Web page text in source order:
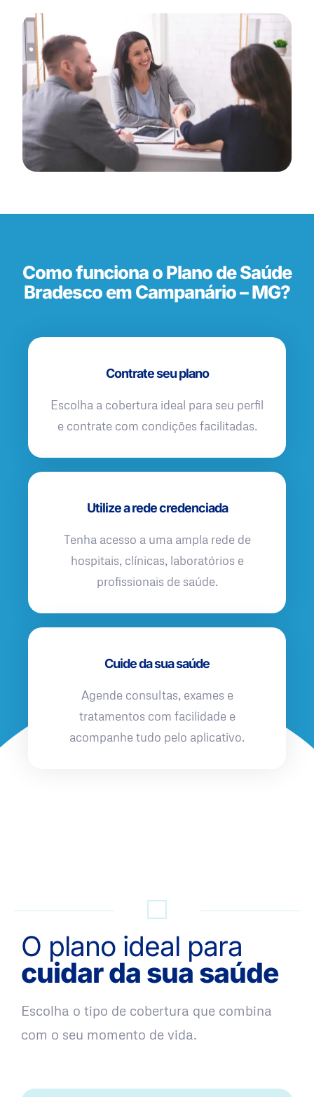
Como funciona o Plano de Saúde
Bradesco em Campanário – MG?
Contrate seu plano
Escolha a cobertura ideal para seu perfil
e contrate com condições facilitadas.
Utilize a rede credenciada
Tenha acesso a uma ampla rede de
hospitais, clínicas, laboratórios e
profissionais de saúde.
Cuide da sua saúde
Agende consultas, exames e
tratamentos com facilidade e
acompanhe tudo pelo aplicativo.
O plano ideal para
cuidar da sua saúde
Escolha o tipo de cobertura que combina
com o seu momento de vida.